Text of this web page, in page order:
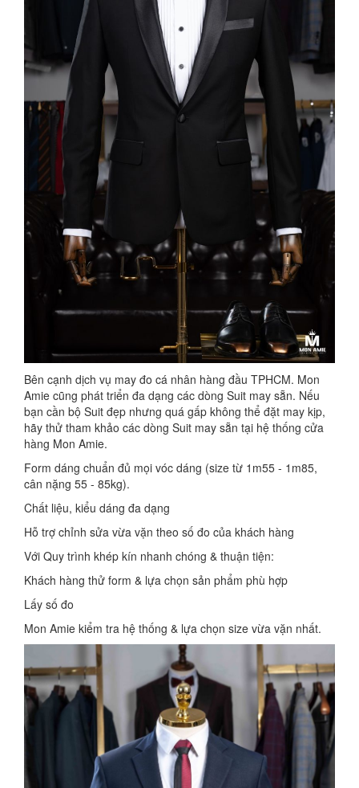
Bên cạnh dịch vụ may đo cá nhân hàng đầu TPHCM. Mon
Amie cũng phát triển đa dạng các dòng Suit may sẵn. Nếu
bạn cần bộ Suit đẹp nhưng quá gấp không thể đặt may kịp,
hãy thử tham khảo các dòng Suit may sẵn tại hệ thống cửa
hàng Mon Amie.
Form dáng chuẩn đủ mọi vóc dáng (size từ 1m55 - 1m85,
cân nặng 55 - 85kg).
Chất liệu, kiểu dáng đa dạng
Hỗ trợ chỉnh sửa vừa vặn theo số đo của khách hàng
Với Quy trình khép kín nhanh chóng & thuận tiện:
Khách hàng thử form & lựa chọn sản phẩm phù hợp
Lấy số đo
Mon Amie kiểm tra hệ thống & lựa chọn size vừa vặn nhất.